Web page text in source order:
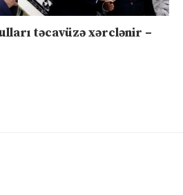
təcavüzə xərclənir –